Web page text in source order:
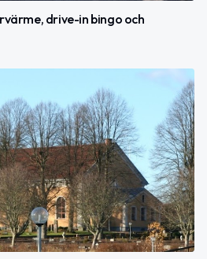
drive-in bingo och